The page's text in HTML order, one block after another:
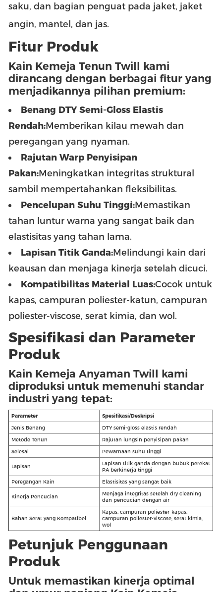
saku, dan bagian penguat pada jaket, jaket
angin, mantel, dan jas.
Fitur Produk
Kain Kemeja Tenun Twill kami
dirancang dengan berbagai fitur yang
menjadikannya pilihan premium:
Benang DTY Semi-Gloss Elastis
Rendah:Memberikan kilau mewah dan
peregangan yang nyaman.
Rajutan Warp Penyisipan
Pakan:Meningkatkan integritas struktural
sambil mempertahankan fleksibilitas.
Pencelupan Suhu Tinggi:Memastikan
tahan luntur warna yang sangat baik dan
elastisitas yang tahan lama.
Lapisan Titik Ganda:Melindungi kain dari
keausan dan menjaga kinerja setelah dicuci.
Kompatibilitas Material Luas:Cocok untuk
kapas, campuran poliester-katun, campuran
poliester-viscose, serat kimia, dan wol.
Spesifikasi dan Parameter
Produk
Kain Kemeja Anyaman Twill kami
diproduksi untuk memenuhi standar
industri yang tepat:
Parameter
Spesifikasi/Deskripsi
Jenis Benang
DTY semi-gloss elastis rendah
Metode Tenun
Rajutan lungsin penyisipan pakan
Selesai
Pewarnaan suhu tinggi
Lapisan
Lapisan titik ganda dengan bubuk perekat
PA berkinerja tinggi
Peregangan Kain
Elastisitas yang sangat baik
Kinerja Pencucian
Menjaga integritas setelah dry cleaning
dan pencucian dengan air
Bahan Serat yang Kompatibel
Kapas, campuran poliester-kapas,
campuran poliester-viscose, serat kimia,
wol
Petunjuk Penggunaan
Produk
Untuk memastikan kinerja optimal